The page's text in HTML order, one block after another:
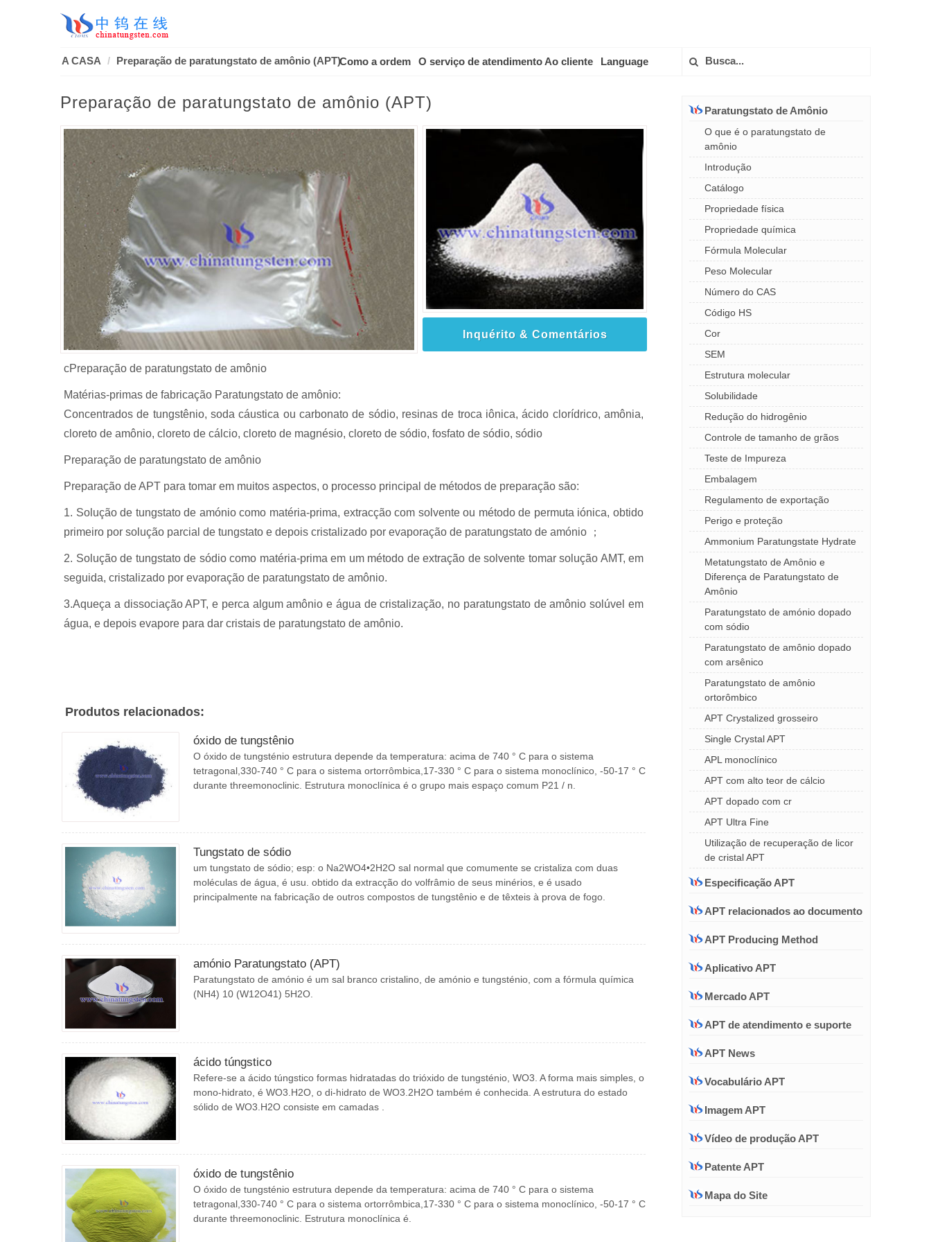
A CASA Preparação de paratungstato de amônio (APT)Como a ordem O serviço de atendimento Ao cliente Language
Preparação de paratungstato de amônio (APT)
Inquérito & Comentários
cPreparação de paratungstato de amônio
Matérias-primas de fabricação Paratungstato de amônio:
Concentrados de tungstênio, soda cáustica ou carbonato de sódio, resinas de troca iônica, ácido clorídrico, amônia,
cloreto de amônio, cloreto de cálcio, cloreto de magnésio, cloreto de sódio, fosfato de sódio, sódio
Preparação de paratungstato de amônio
Preparação de APT para tomar em muitos aspectos, o processo principal de métodos de preparação são:
1. Solução de tungstato de amónio como matéria-prima, extracção com solvente ou método de permuta iónica, obtido
primeiro por solução parcial de tungstato e depois cristalizado por evaporação de paratungstato de amónio ；
2. Solução de tungstato de sódio como matéria-prima em um método de extração de solvente tomar solução AMT, em
seguida, cristalizado por evaporação de paratungstato de amônio.
3.Aqueça a dissociação APT, e perca algum amônio e água de cristalização, no paratungstato de amônio solúvel em
água, e depois evapore para dar cristais de paratungstato de amônio.
Produtos relacionados:
óxido de tungstênio
O óxido de tungsténio estrutura depende da temperatura: acima de 740 ° C para o sistema
tetragonal,330-740 ° C para o sistema ortorrômbica,17-330 ° C para o sistema monoclínico, -50-17 ° C
durante threemonoclinic. Estrutura monoclínica é o grupo mais espaço comum P21 / n.
Tungstato de sódio
um tungstato de sódio; esp: o Na2WO4•2H2O sal normal que comumente se cristaliza com duas
moléculas de água, é usu. obtido da extracção do volfrâmio de seus minérios, e é usado
principalmente na fabricação de outros compostos de tungstênio e de têxteis à prova de fogo.
amónio Paratungstato (APT)
Paratungstato de amónio é um sal branco cristalino, de amónio e tungsténio, com a fórmula química
(NH4) 10 (W12O41) 5H2O.
ácido túngstico
Refere-se a ácido túngstico formas hidratadas do trióxido de tungsténio, WO3. A forma mais simples, o
mono-hidrato, é WO3.H2O, o di-hidrato de WO3.2H2O também é conhecida. A estrutura do estado
sólido de WO3.H2O consiste em camadas .
óxido de tungstênio
O óxido de tungsténio estrutura depende da temperatura: acima de 740 ° C para o sistema
tetragonal,330-740 ° C para o sistema ortorrômbica,17-330 ° C para o sistema monoclínico, -50-17 ° C
durante threemonoclinic. Estrutura monoclínica é.
Paratungstato de Amônio
O que é o paratungstato de
amônio
Introdução
Catálogo
Propriedade física
Propriedade química
Fórmula Molecular
Peso Molecular
Número do CAS
Código HS
Cor
SEM
Estrutura molecular
Solubilidade
Redução do hidrogênio
Controle de tamanho de grãos
Teste de Impureza
Embalagem
Regulamento de exportação
Perigo e proteção
Ammonium Paratungstate Hydrate
Metatungstato de Amônio e
Diferença de Paratungstato de
Amônio
Paratungstato de amónio dopado
com sódio
Paratungstato de amônio dopado
com arsênico
Paratungstato de amônio
ortorômbico
APT Crystalized grosseiro
Single Crystal APT
APL monoclínico
APT com alto teor de cálcio
APT dopado com cr
APT Ultra Fine
Utilização de recuperação de licor
de cristal APT
Especificação APT
APT relacionados ao documento
APT Producing Method
Aplicativo APT
Mercado APT
APT de atendimento e suporte
APT News
Vocabulário APT
Imagem APT
Vídeo de produção APT
Patente APT
Mapa do Site